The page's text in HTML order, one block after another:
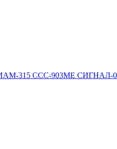
315 ССС-903МЕ СИГНАЛ-